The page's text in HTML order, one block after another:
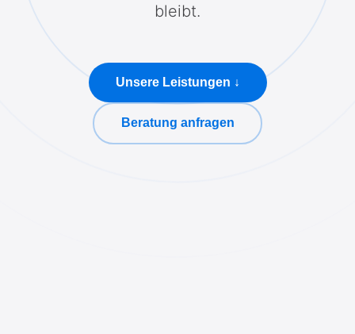
bleibt.
Unsere Leistungen ↓
Beratung anfragen